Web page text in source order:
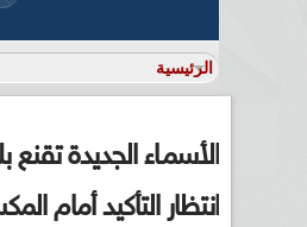
الأسمـاء الجديدة
انتظار التأكيد أمام